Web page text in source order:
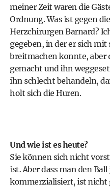
meiner Zeit waren die
Ordnung. Was ist gegen
Herzchirurgen Barnard?
gegeben, in der er sich mit
breitmachen konnte, aber
gemacht und ihn
ihn schlecht behandeln,
holt sich die Huren.
Und wie ist es heute?
Sie können sich nicht
ist. Aber dass man den
kommerzialisiert, ist nicht